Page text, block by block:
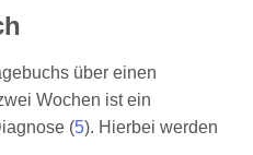
über einen
Wochen ist ein
(5). Hierbei werden